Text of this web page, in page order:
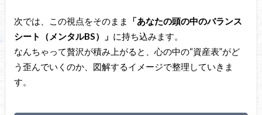
次では、この視点をそのまま
「あなたの頭の中のバランス
シート（メンタルBS）」 に持ち込みます。
なんちゃって贅沢が積み上がると、心の中の“資産表”がど
う歪んでいくのか、図解するイメージで整理していきま
す。